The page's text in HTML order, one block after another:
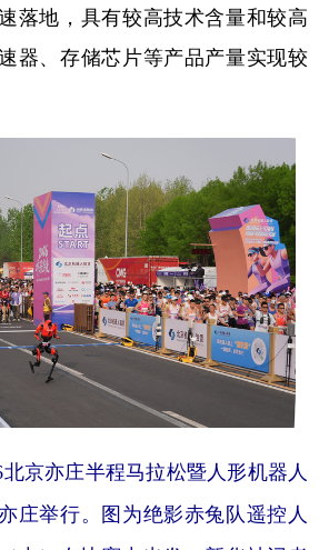
落地，具有较高技术含量和较高
器、存储芯片等产品产量实现较
北京亦庄半程马拉松暨人形机器人
庄举行。图为绝影赤兔队遥控人